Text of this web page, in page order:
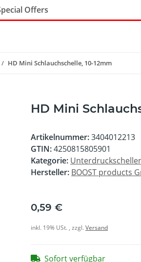
Offers
HD Mini Schlauchschelle, 10-12mm
HD Mini
Artikelnummer:3404012213
GTIN:4250815805901
Kategorie:
Hersteller: BOOST products
0,59 €
inkl. 19% USt. , zzgl.Versand
Sofort verfügbar